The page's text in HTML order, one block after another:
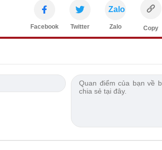
Facebook Twitter
Zalo
Zalo Copy